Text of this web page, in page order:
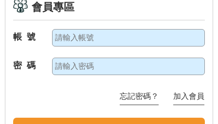
會員專區
帳 號
密 碼
忘記密碼？ 加入會員